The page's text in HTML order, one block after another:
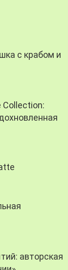
с крабом и
Collection:
авторская